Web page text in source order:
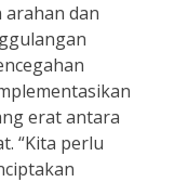
dan
erat antara
“Kita perlu